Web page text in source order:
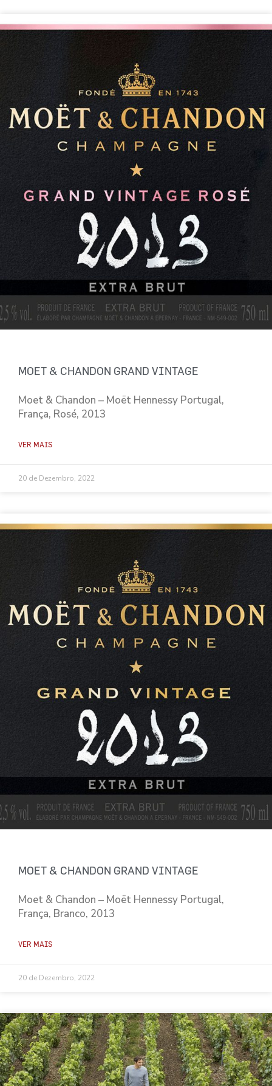
MOET & CHANDON GRAND VINTAGE
Moet & Chandon – Moët Hennessy Portugal,
França, Rosé, 2013
VER MAIS
20 de Dezembro, 2022
MOET & CHANDON GRAND VINTAGE
Moet & Chandon – Moët Hennessy Portugal,
França, Branco, 2013
VER MAIS
20 de Dezembro, 2022